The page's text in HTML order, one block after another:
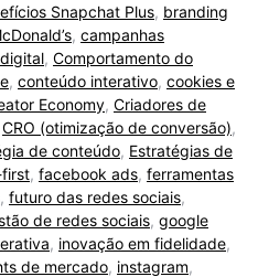
Snapchat Plus, branding
, campanhas
, Comportamento do
, conteúdo interativo, cookies e
Economy, Criadores de
CRO (otimização de conversão),
de conteúdo, Estratégias de
, facebook ads, ferramentas
, futuro das redes sociais,
de redes sociais, google
, inovação em fidelidade,
de mercado, instagram,